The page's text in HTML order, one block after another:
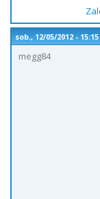
sob., 12/05/2012 - 15:15
megg84